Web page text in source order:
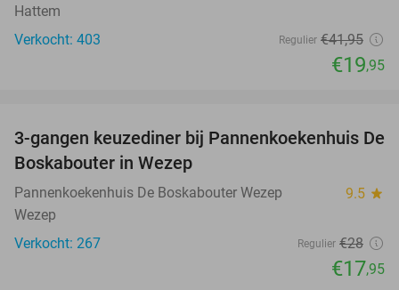
Hattem
Verkocht: 403
Regulier €41,95
€19,95
36%
3-gangen keuzediner bij Pannenkoekenhuis De
Boskabouter in Wezep
Pannenkoekenhuis De Boskabouter Wezep 9.5 star
Wezep
Verkocht: 267
Regulier €28
€17,95